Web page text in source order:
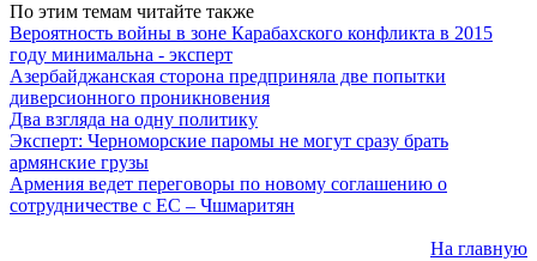
По этим темам читайте также
Вероятность войны в зоне Карабахского конфликта в 2015
году минимальна - эксперт
Азербайджанская сторона предприняла две попытки
диверсионного проникновения
Два взгляда на одну политику
Эксперт: Черноморские паромы не могут сразу брать
армянские грузы
Армения ведет переговоры по новому соглашению о
сотрудничестве с ЕС – Чшмаритян
На главную